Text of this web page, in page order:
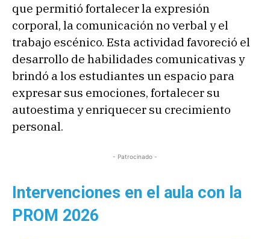
que permitió fortalecer la expresión
corporal, la comunicación no verbal y el
trabajo escénico. Esta actividad favoreció el
desarrollo de habilidades comunicativas y
brindó a los estudiantes un espacio para
expresar sus emociones, fortalecer su
autoestima y enriquecer su crecimiento
personal.
- Patrocinado -
Intervenciones en el aula con la
PROM 2026